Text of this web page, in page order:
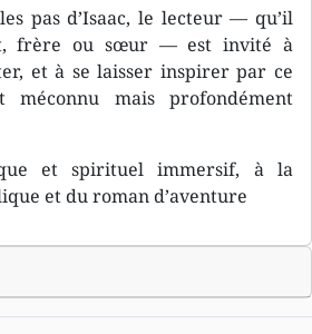
pas d’Isaac, le lecteur — qu’il
frère ou sœur — est invité à
et à se laisser inspirer par ce
méconnu mais profondément
et spirituel immersif, à la
et du roman d’aventure